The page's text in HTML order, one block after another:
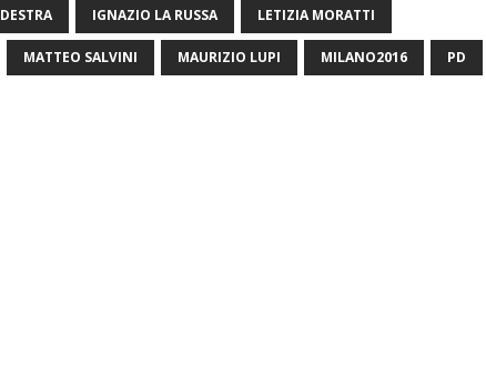
DESTRA IGNAZIO LA RUSSA LETIZIA MORATTI
MATTEO SALVINI MAURIZIO LUPI MILANO2016 PD